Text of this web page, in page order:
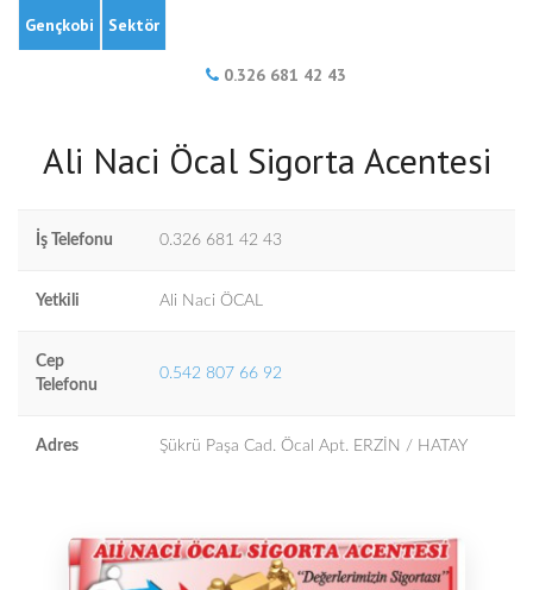
Gençkobi Sektör
0.326 681 42 43
Ali Naci Öcal Sigorta Acentesi
İş Telefonu 0.326 681 42 43
Yetkili Ali Naci ÖCAL
Cep
Telefonu
0.542 807 66 92
Adres Şükrü Paşa Cad. Öcal Apt. ERZİN / HATAY